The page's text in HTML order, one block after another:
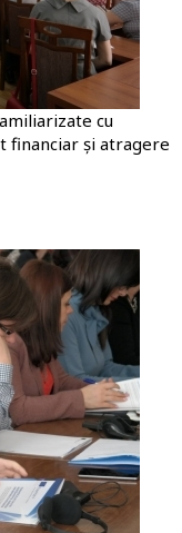
cu
financiar și atragere